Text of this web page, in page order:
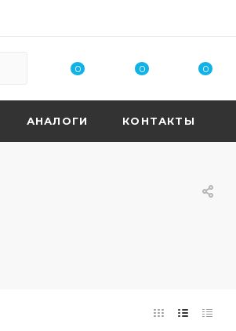
0 0 0
АНАЛОГИ КОНТАКТЫ